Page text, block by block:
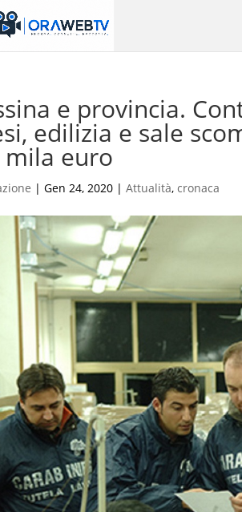
e provincia.
edilizia e sale
mila euro
| Gen 24, 2020| Attualità, cronaca